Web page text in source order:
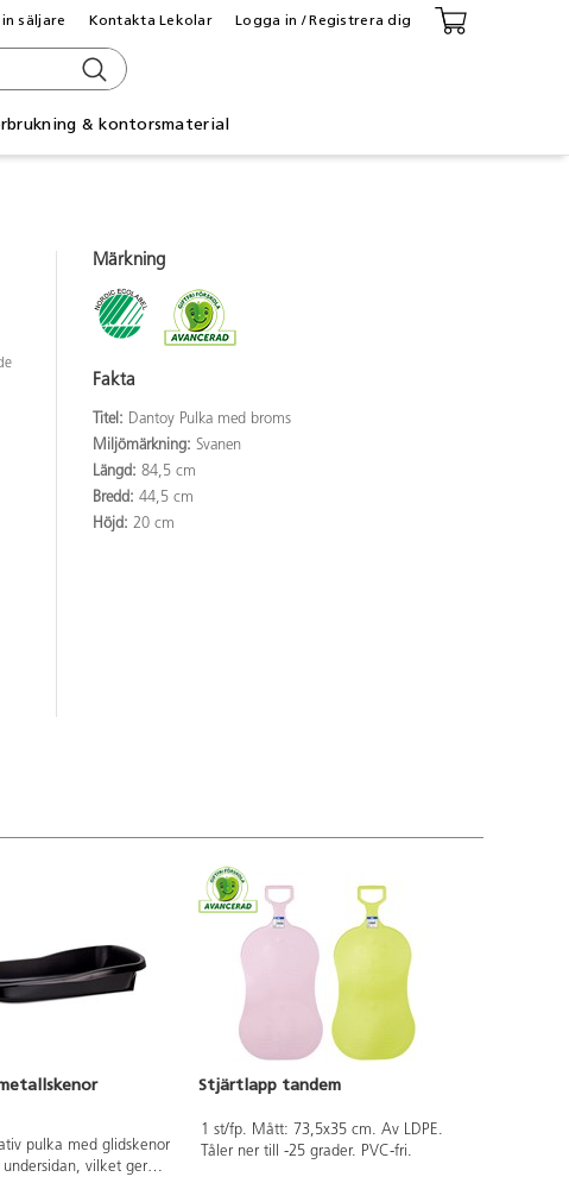
& kontorsmaterial
säljare Kontakta Lekolar Logga in / Registrera dig
Märkning
Fakta
Titel: Dantoy Pulka med broms
Miljömärkning:Svanen
Längd:84,5 cm
Bredd:44,5 cm
Höjd:20 cm
pulka med glidskenor
vilket ger
Stjärtlapp tandem
1 st/fp. Mått: 73,5x35 cm. Av LDPE.
Tåler ner till -25 grader. PVC-fri.